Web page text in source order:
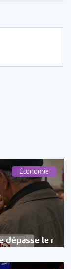
Économie
dépasse le r